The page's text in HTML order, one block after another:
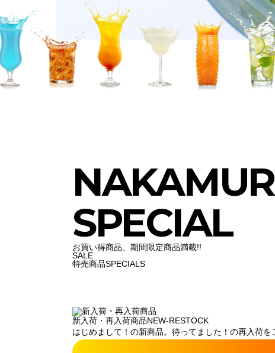
SPECIAL
お買い得商品、期間限定商品満載!!
SALE
特売商品SPECIALS
新入荷・再入荷商品NEW-RESTOCK
はじめまして！の新商品。待ってました！の再入荷を